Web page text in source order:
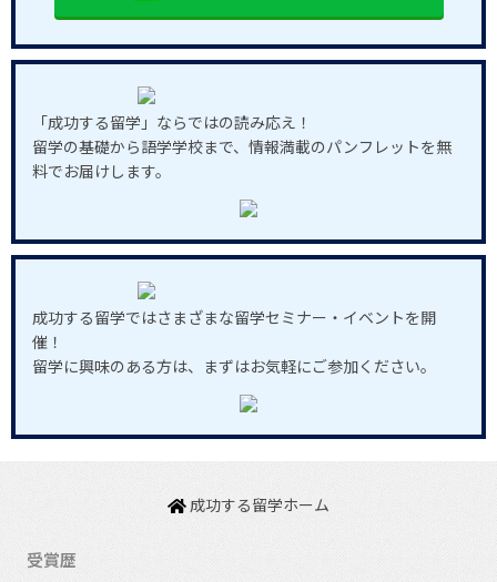
「成功する留学」ならではの読み応え！
留学の基礎から語学学校まで、情報満載のパンフレットを無
料でお届けします。
成功する留学ではさまざまな留学セミナー・イベントを開
催！
留学に興味のある方は、まずはお気軽にご参加ください。
成功する留学ホーム
受賞歴